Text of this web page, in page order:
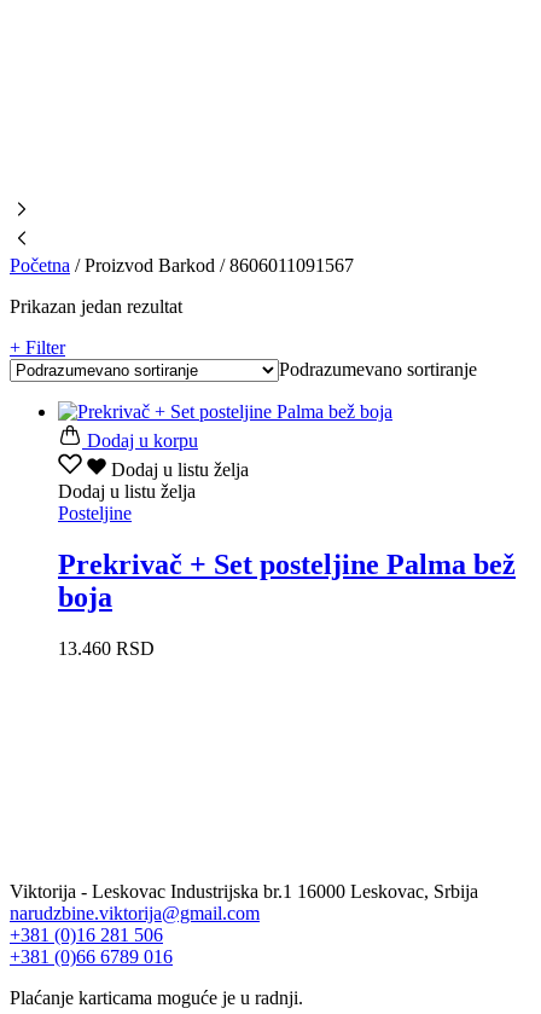
Početna /Proizvod Barkod /8606011091567
Prikazan jedan rezultat
+ Filter
Podrazumevano sortiranje
Dodaj u korpu
Dodaj u listu želja
Dodaj u listu želja
Posteljine
Prekrivač + Set posteljine Palma bež
boja
13.460 RSD
Viktorija - Leskovac Industrijska br.1 16000 Leskovac, Srbija
narudzbine.viktorija@gmail.com
+381 (0)16 281 506
+381 (0)66 6789 016
Plaćanje karticama moguće je u radnji.